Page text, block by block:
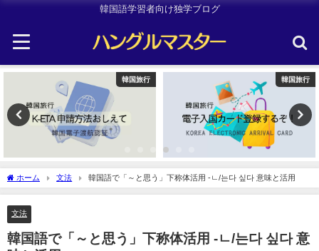
韓国語学習者向け独学ブログ
韓国旅行 韓国旅行
ホーム 文法 韓国語で「～と思う」下称体活用 -ㄴ/는다 싶다 意味と活用
文法
韓国語で「～と思う」下称体活用 -ㄴ/는다 싶다 意